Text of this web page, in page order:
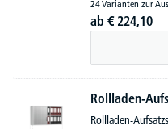
24 Varianten zur
ab € 224,10
Rollladen-
Rollladen-